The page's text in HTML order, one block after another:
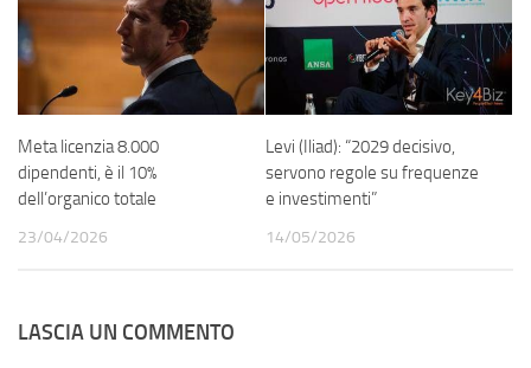
Meta licenzia 8.000
dipendenti, è il 10%
dell’organico totale
23/04/2026
Levi (Iliad): “2029 decisivo,
servono regole su frequenze
e investimenti”
14/05/2026
LASCIA UN COMMENTO